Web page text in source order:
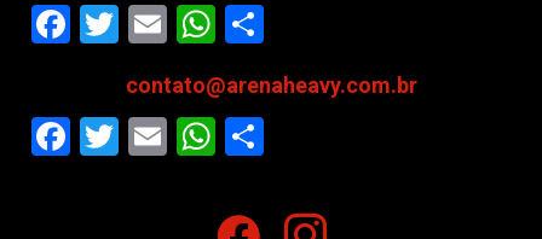
Facebook
Twitter
EmailWhatsApp
contato@arenaheavy.com.br
Facebook
Twitter
EmailWhatsApp